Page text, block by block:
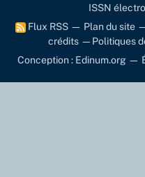
ISSN
Flux RSS — Plan du site
crédits— Politiques
Conception : Edinum.org —